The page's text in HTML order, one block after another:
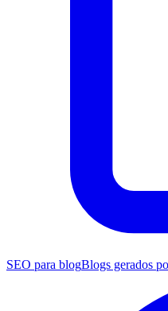
SEO para blogBlogs gerados